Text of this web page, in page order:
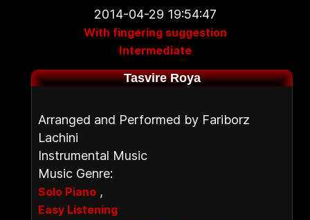
2014-04-29 19:54:47
With fingering suggestion
Intermediate
Tasvire Roya
Arranged and Performed by Fariborz
Lachini
Instrumental Music
Music Genre:
Solo Piano ,
Easy Listening